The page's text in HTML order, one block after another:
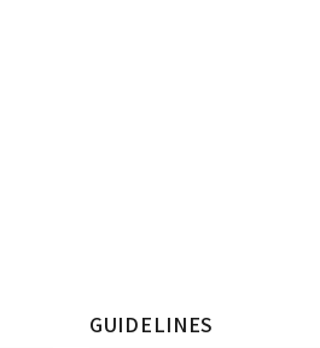
GUIDELINES